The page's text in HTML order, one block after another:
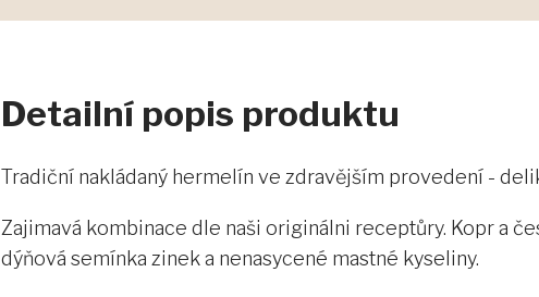
Detailní popis produktu
Tradiční nakládaný hermelín ve zdravějším provedení -
Zajimavá kombinace dle naši originálni receptůry. Kopr a
dýňová semínka zinek a nenasycené mastné kyseliny.